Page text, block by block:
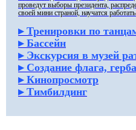
проведут выборы президента,
своей мини страной, научатся
▸ Тренировки по
▸ Бассейн
▸ Экскурсия в музей
▸ Создание флага,
▸ Кинопросмотр
▸ Тимбилдинг
Мы распологаемся на
спорткомплекса,
занимает территорию 3
тысячи квадратных
где действует
залов, мини
площадок
и теннисных кортов, и
в летний период